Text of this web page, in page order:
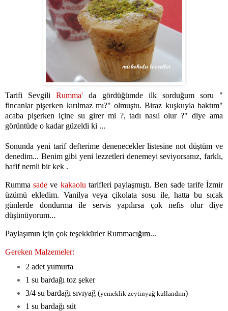
Tarifi SevgiliRumma' da gördüğümde ilk sorduğum soru "
fincanlar pişerken kırılmaz mı?" olmuştu. Biraz kuşkuyla baktım"
acaba pişerken içine su girer mi ?, tadı nasıl olur ?" diye ama
görüntüde o kadar güzeldi ki ...
Sonunda yeni tarif defterime denenecekler listesine not düştüm ve
denedim... Benim gibi yeni lezzetleri denemeyi seviyorsanız, farklı,
hafif nemli bir kek .
Rummasade ve kakaolu tarifleri paylaşmıştı. Ben sade tarife İzmir
üzümü ekledim. Vanilya veya çikolata sosu ile, hatta bu sıcak
günlerde dondurma ile servis yapılırsa çok nefis olur diye
düşünüyorum...
Paylaşımın için çok teşekkürler Rummacığım...
Gereken Malzemeler:
2 adet yumurta
1 su bardağı toz şeker
3/4 su bardağı sıvıyağ (yemeklik zeytinyağ kullandım)
1 su bardağı süt